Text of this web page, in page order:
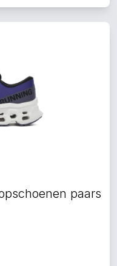
paars